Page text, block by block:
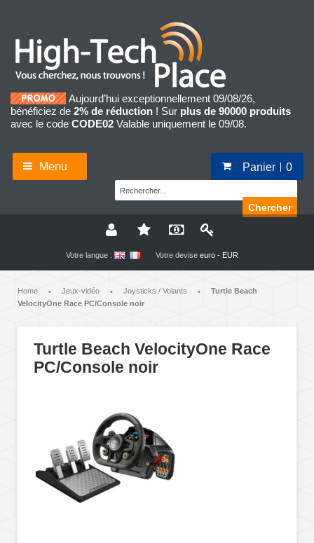
Aujourd’hui exceptionnellement 09/08/26,
bénéficiez de 2% de réduction ! Sur plus de 90000 produits
avec le code CODE02 Valable uniquement le 09/08.
Menu Panier 0
Chercher
Votre langue : Votre devise euro - EUR
Home • Jeux-vidéo • Joysticks / Volants •
Turtle Beach
VelocityOne Race PC/Console noir
Turtle Beach VelocityOne Race
PC/Console noir